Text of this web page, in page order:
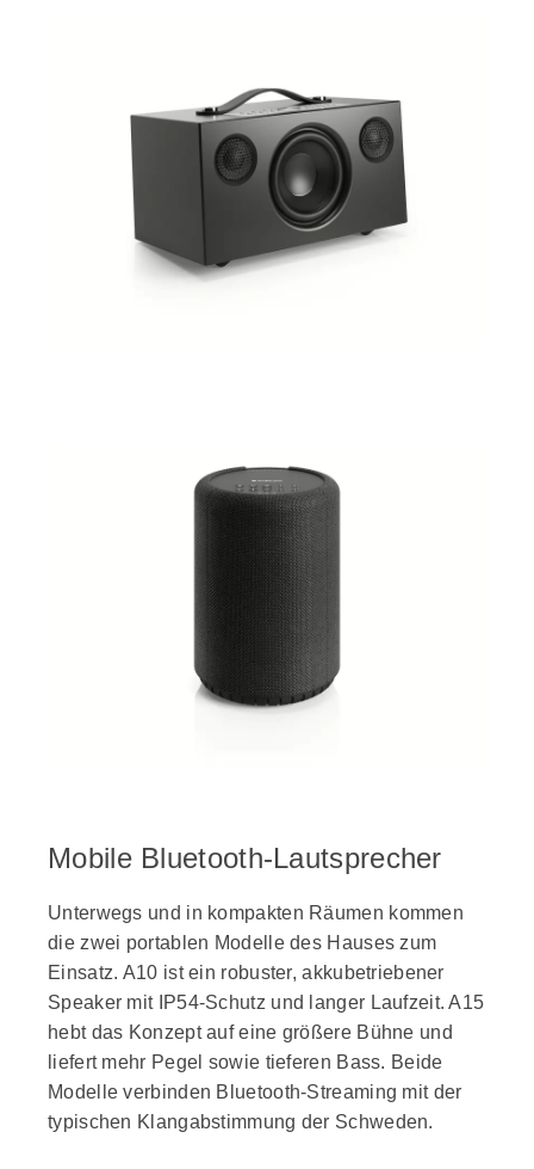
Mobile Bluetooth-Lautsprecher
Unterwegs und in kompakten Räumen kommen
die zwei portablen Modelle des Hauses zum
Einsatz. A10 ist ein robuster, akkubetriebener
Speaker mit IP54-Schutz und langer Laufzeit. A15
hebt das Konzept auf eine größere Bühne und
liefert mehr Pegel sowie tieferen Bass. Beide
Modelle verbinden Bluetooth-Streaming mit der
typischen Klangabstimmung der Schweden.